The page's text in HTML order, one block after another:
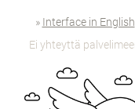
» Interface in English
Ei yhteyttä